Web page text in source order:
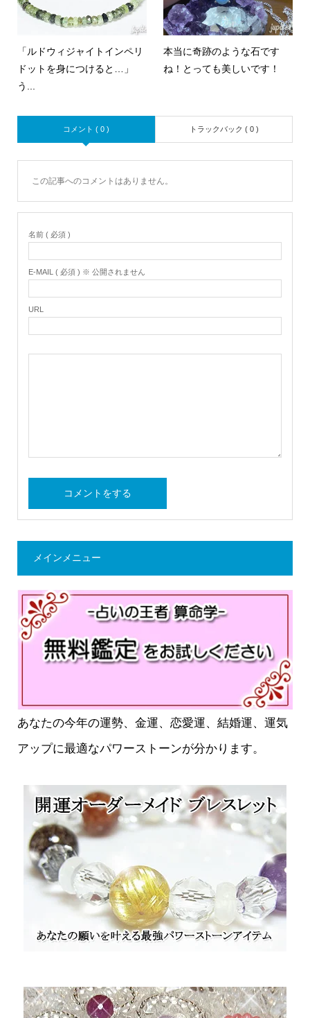
「ルドウィジャイトインペリ
ドットを身につけると…」
う...
本当に奇跡のような石です
ね！とっても美しいです！
コメント ( 0 ) トラックバック ( 0 )
この記事へのコメントはありません。
名前 ( 必須 )
E-MAIL ( 必須 ) ※ 公開されません
URL
メインメニュー
あなたの今年の運勢、金運、恋愛運、結婚運、運気
アップに最適なパワーストーンが分かります。